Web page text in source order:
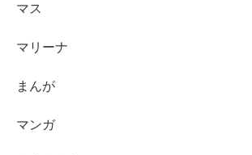
マス
マリーナ
まんが
マンガ